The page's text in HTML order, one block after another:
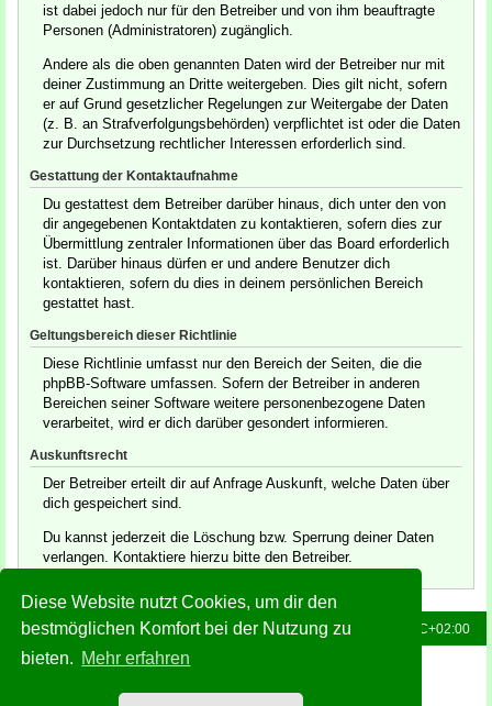
Diese Website nutzt Cookies, um dir den
bestmöglichen Komfort bei der Nutzung zu
bieten. Mehr erfahren
ist dabei jedoch nur für den Betreiber und von ihm beauftragte
Personen (Administratoren) zugänglich.
Andere als die oben genannten Daten wird der Betreiber nur mit
deiner Zustimmung an Dritte weitergeben. Dies gilt nicht, sofern
er auf Grund gesetzlicher Regelungen zur Weitergabe der Daten
(z. B. an Strafverfolgungsbehörden) verpflichtet ist oder die Daten
zur Durchsetzung rechtlicher Interessen erforderlich sind.
Gestattung der Kontaktaufnahme
Du gestattest dem Betreiber darüber hinaus, dich unter den von
dir angegebenen Kontaktdaten zu kontaktieren, sofern dies zur
Übermittlung zentraler Informationen über das Board erforderlich
ist. Darüber hinaus dürfen er und andere Benutzer dich
kontaktieren, sofern du dies in deinem persönlichen Bereich
gestattet hast.
Geltungsbereich dieser Richtlinie
Diese Richtlinie umfasst nur den Bereich der Seiten, die die
phpBB-Software umfassen. Sofern der Betreiber in anderen
Bereichen seiner Software weitere personenbezogene Daten
verarbeitet, wird er dich darüber gesondert informieren.
Auskunftsrecht
Der Betreiber erteilt dir auf Anfrage Auskunft, welche Daten über
dich gespeichert sind.
Du kannst jederzeit die Löschung bzw. Sperrung deiner Daten
verlangen. Kontaktiere hierzu bitte den Betreiber.
Foren-Übersicht Alle Zeiten sind UTC+02:00
Powered byphpBB® Forum Software © phpBB Limited